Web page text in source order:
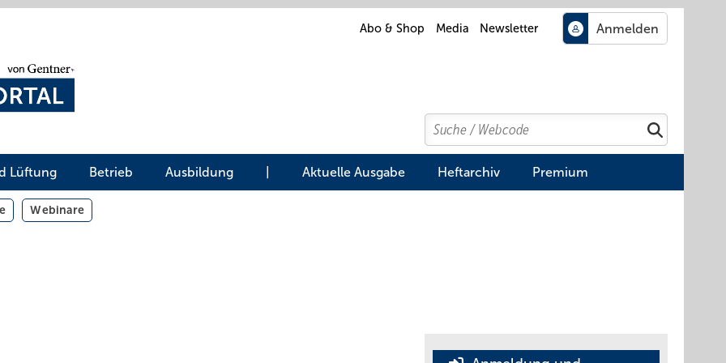
Abo & Shop Media Newsletter
Search
Suchen
Lüftung Betrieb Ausbildung Aktuelle Ausgabe Heftarchiv Premium
Webinare